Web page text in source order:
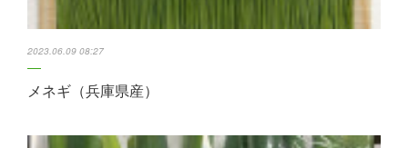
2023.06.09 08:27
メネギ（兵庫県産）